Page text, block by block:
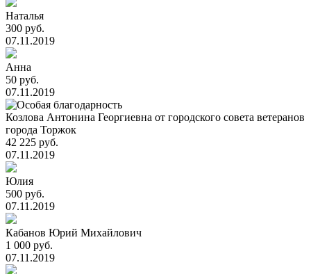
Наталья
300 руб.
07.11.2019
Анна
50 руб.
07.11.2019
Козлова Антонина Георгиевна от городского совета ветеранов
города Торжок
42 225 руб.
07.11.2019
Юлия
500 руб.
07.11.2019
Кабанов Юрий Михайлович
1 000 руб.
07.11.2019